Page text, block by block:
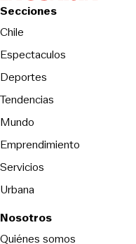
Secciones
Chile
Espectaculos
Deportes
Tendencias
Mundo
Emprendimiento
Servicios
Urbana
Nosotros
Quiénes somos